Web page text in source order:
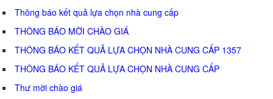
Thông báo kết quả lựa chọn nhà cung cấp
THÔNG BÁO MỜI CHÀO GIÁ
THÔNG BÁO KẾT QUẢ LỰA CHỌN NHÀ CUNG CẤP 1357
THÔNG BÁO KẾT QUẢ LỰA CHỌN NHÀ CUNG CẤP
Thư mời chào giá